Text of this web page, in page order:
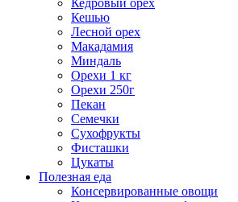
Кедровый орех
Кешью
Лесной орех
Макадамия
Миндаль
Орехи 1 кг
Орехи 250г
Пекан
Семечки
Сухофрукты
Фисташки
Цукаты
Полезная еда
Консервированные овощи